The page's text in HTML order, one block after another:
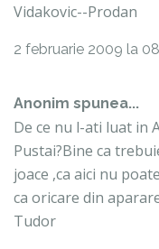
Vidakovic--Prodan
2 februarie 2009 la
Anonim spunea...
De ce nu l-ati luat in
Pustai?Bine ca
joace ,ca aici nu
ca oricare din
Tudor